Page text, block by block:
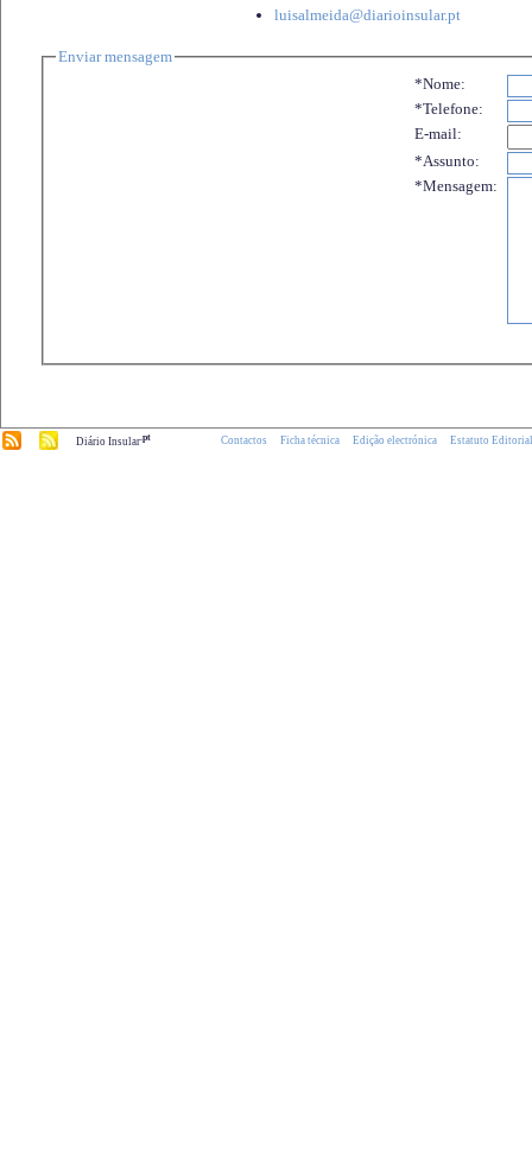
luisalmeida@diarioinsular.pt
Enviar mensagem
*Nome:
*Telefone:
E-mail:
*Assunto:
*Mensagem:
Diário Insular.pt Contactos Ficha técnica Edição electrónica Estatuto Editorial